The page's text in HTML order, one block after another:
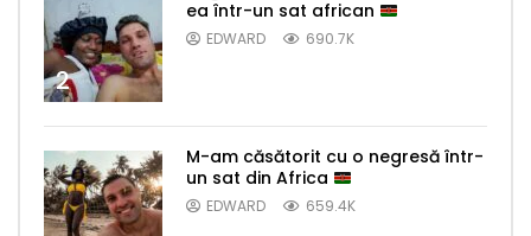
2
ea într-un sat african
EDWARD 690.7K
M-am căsătorit cu o negresă într-
un sat din Africa
EDWARD 659.4K